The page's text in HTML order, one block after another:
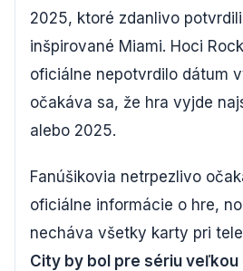
2025, ktoré zdanlivo
inšpirované Miami. Hoci
oficiálne nepotvrdilo dátum
očakáva sa, že hra vyjde
alebo 2025.
Fanúšikovia netrpezlivo
oficiálne informácie o hre,
necháva všetky karty pri
City by bol pre sériu